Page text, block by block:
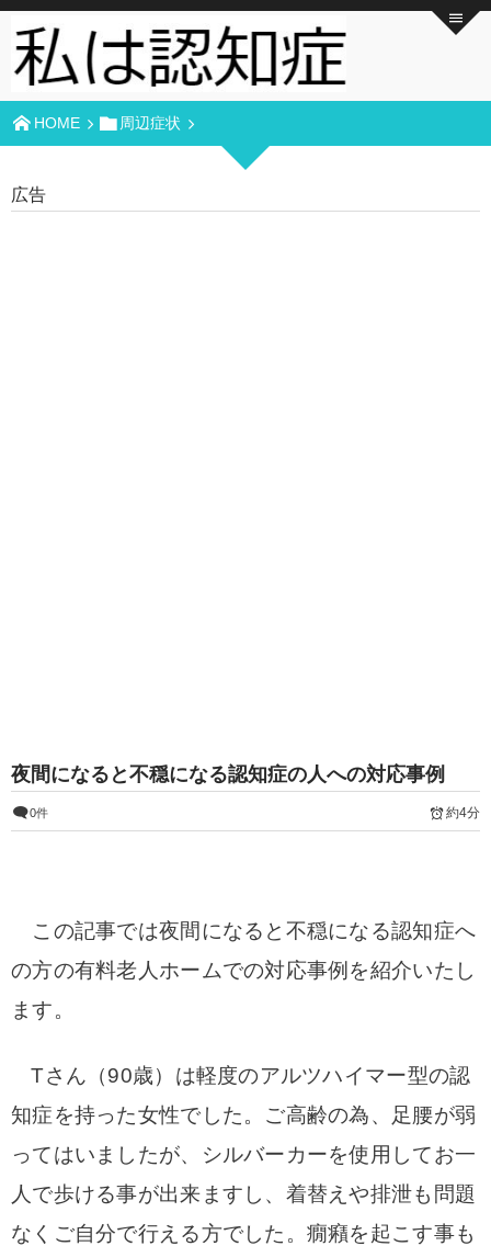
HOME 周辺症状
広告
夜間になると不穏になる認知症の人への対応事例
0件 約4分
この記事では夜間になると不穏になる認知症へ
の方の有料老人ホームでの対応事例を紹介いたし
ます。
Tさん（90歳）は軽度のアルツハイマー型の認
知症を持った女性でした。ご高齢の為、足腰が弱
ってはいましたが、シルバーカーを使用してお一
人で歩ける事が出来ますし、着替えや排泄も問題
なくご自分で行える方でした。癇癪を起こす事も